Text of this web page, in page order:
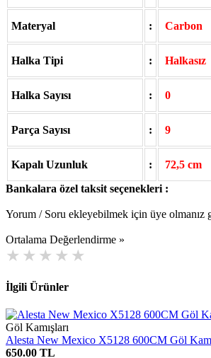
Materyal : Carbon
Halka Tipi : Halkasız
Halka Sayısı : 0
Parça Sayısı : 9
Kapalı Uzunluk :
72,5 cm
Bankalara özel taksit seçenekleri :
Yorum / Soru ekleyebilmek için üye olmanız
Ortalama Değerlendirme »
İlgili Ürünler
Göl Kamışları
Alesta New Mexico X5128 600CM Göl
650.00 TL